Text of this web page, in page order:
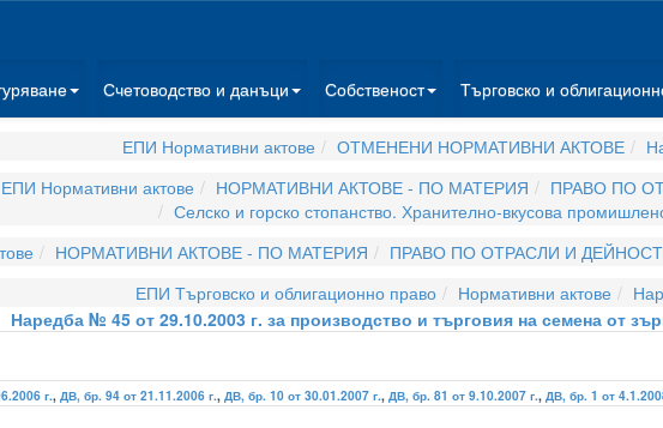
Счетоводство и данъци Собственост Търговско и
ЕПИ Нормативни актове ОТМЕНЕНИ НОРМАТИВНИ АКТОВЕ
ЕПИ Нормативни актове
НОРМАТИВНИ АКТОВЕ - ПО МАТЕРИЯ
ПРАВО ПО
Селско и горско стопанство. Хранително-вкусова
НОРМАТИВНИ АКТОВЕ - ПО МАТЕРИЯ ПРАВО ПО ОТРАСЛИ И
ЕПИ Търговско и облигационно право
Нормативни актове
Наредба № 45 от 29.10.2003 г. за производство и търговия на семена от
г., ДВ, бр. 94 от 21.11.2006 г., ДВ, бр. 10 от 30.01.2007 г., ДВ, бр. 81 от 9.10.2007 г., ДВ, бр. 1 от